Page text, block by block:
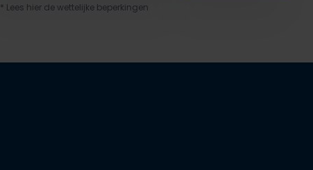
* Lees hier de wettelijke beperkingen